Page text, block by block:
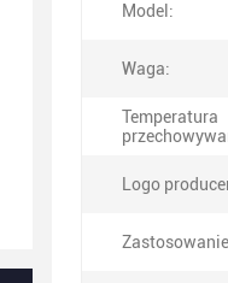
Model:
Waga:
Temperatura
Logo